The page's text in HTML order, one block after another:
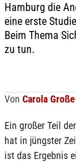
Hamburg die
eine erste
Beim Thema
zu tun.
Von Carola
Ein großer Teil
hat in jüngster
ist das Ergebnis